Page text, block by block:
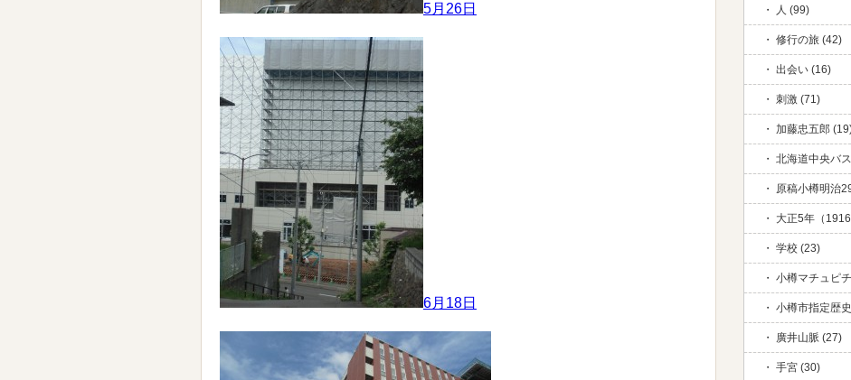
5月26日
6月18日
人 (99)
修行の旅 (42)
出会い (16)
刺激 (71)
加藤忠五郎
北海道中央バ
原稿小樽明治
大正5年（
学校 (23)
小樽マチュピ
小樽市指定歴
廣井山脈 (27)
手宮 (30)